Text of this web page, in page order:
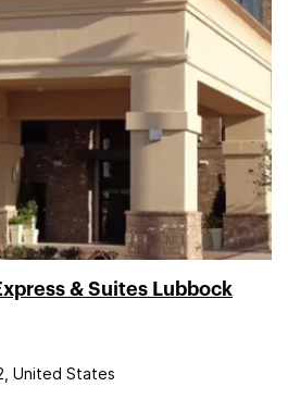
& Suites Lubbock
United States